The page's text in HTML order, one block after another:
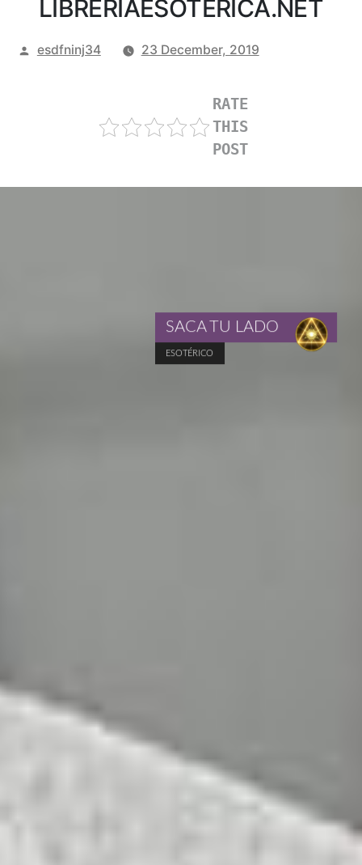
LIBRERIAESOTERICA.NET
Posted
esdfninj34 23 December, 2019
RATE
THIS
POST
ESOTÉRICO
SACA TU LADO